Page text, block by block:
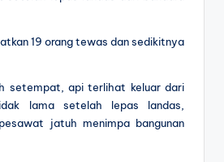
19 orang tewas dan sedikitnya
setempat, api terlihat keluar dari
lama setelah lepas landas,
jatuh menimpa bangunan